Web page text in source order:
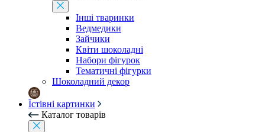
Інші тваринки
Ведмедики
Зайчики
Квіти шоколадні
Набори фігурок
Тематичні фігурки
Шоколадний декор
Їстівні картинки
Каталог товарів